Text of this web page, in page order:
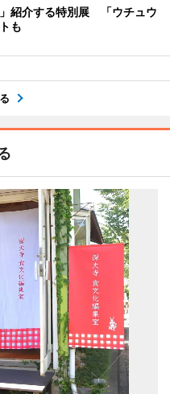
」紹介する特別展 「ウチュウ
も